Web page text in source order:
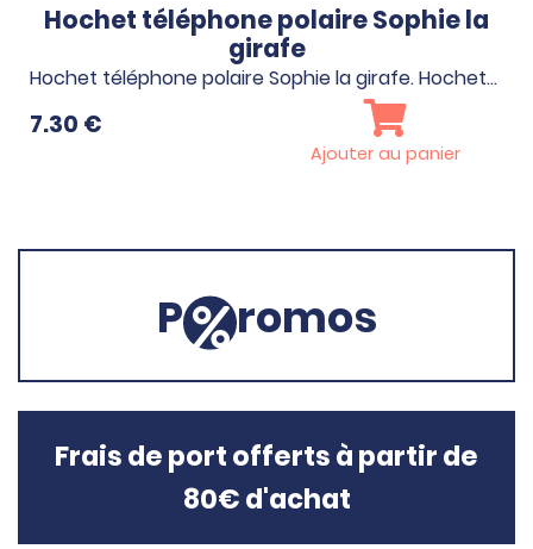
Hochet téléphone polaire Sophie la
girafe
Hochet téléphone polaire Sophie la girafe. Hochet…
7.30 €
Ajouter au panier
P romos
Frais de port offerts à partir de
80€ d'achat